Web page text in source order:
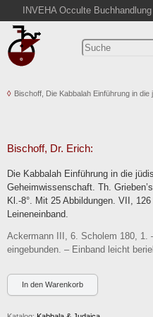
INVEHA Occulte Buchhandlung
Startseite
Detailsuche
Warenkorb
Kontakt
AGB
Datenschutz
Bischoff, Die Kabbalah Einführung in
Bischoff, Dr. Erich:
Die Kabbalah Einführung in die
Geheimwissenschaft. Th.
Kl.-8°. Mit 25 Abbildungen. VII,
Leineneinband.
Ackermann III, 6. Scholem 180, 1.
eingebunden. – Einband leicht